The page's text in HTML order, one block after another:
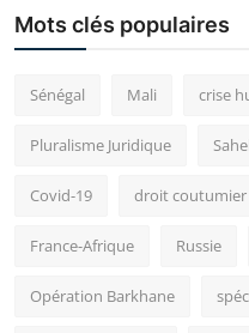
Mots clés populaires
Sénégal Mali crise
Pluralisme Juridique Sahel
Covid-19 droit coutumier
France-Afrique Russie
Opération Barkhane